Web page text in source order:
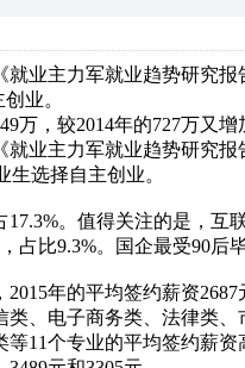
业主力军就业趋势研究报
业。
，较2014年的727万又增
业主力军就业趋势研究
生选择自主创业。
。值得关注的是，互
比9.3%。国企最受90后
年的平均签约薪资2687
、电子商务类、法律类
11个专业的平均签约薪资